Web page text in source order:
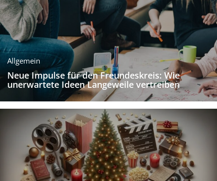
Allgemein
Neue Impulse für den Freundeskreis: Wie
unerwartete Ideen Langeweile vertreiben